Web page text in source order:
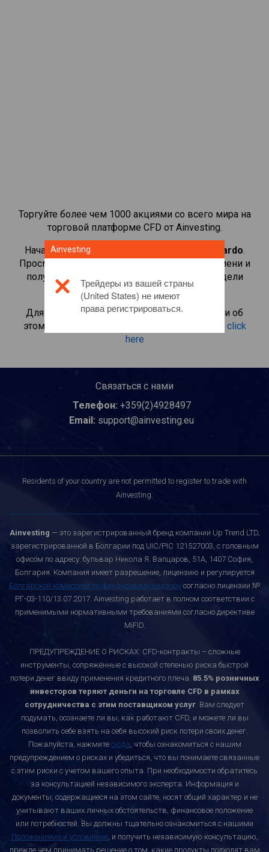
Торгуйте более чем 1000 акциями со всего мира на
торговой платформе CFD от Ainvesting.
Начать торговать CFD-контрактами на
Leonardo.
Просматривайте котировки в реальном времени и
получайте дивиденды, как если бы вы владели
самой акцией.
Для получения дополнительной информации об
этом инвестиционном продукте, пожалуйста click
here
Связаться с нами
Телефон: +359(2)4928497
Email: support@ainvesting.eu
Residents of your country are not permitted to register to trade with
Ainvesting.
Ainvesting — это зарегистрированный бренд компании Up Trend LTD,
зарегистрированной в Болгарии под UIC/PIC 121527003, с головным
офисом по адресу: бульвар Никола Я. Вапцаров, 51A, 1407 София,
Болгария. Компания имеет разрешение, лицензию и регулируется
Болгарской комиссией по финансовому надзору согласно лицензии №
РГ-03-110/13.07.2017. Ainvesting работает в полном соответствии с
применимыми нормативными требованиями согласно директиве
MiFID.
ПРЕДУПРЕЖДЕНИЕ О РИСКАХ: CFD-контракты – сложные
инструменты, сопряжённые с высокой степенью риска быстрой
потери денег ввиду применения кредитного плеча. 85.5% розничных
инвесторов теряют деньги на торговле CFD в рамках
сотрудничества с этим поставщиком услуг. Вам следует
подумать, осознаете ли вы, как работают CFD, и можете ли вы
позволить себе взять на себя высокий риск потери своих денег.
Пожалуйста, нажмите сюда, чтобы ознакомиться с нашим
предупреждением о рисках и убедиться, что вы понимаете связанные
с этим риски с учетом вашего опыта. При необходимости обратитесь
за консультацией независимого эксперта. Информация и
документы, содержащиеся на этом сайте, носят общий характер и не
учитывают ваших личных обстоятельств, финансовое положение
или потребностей. Вы должны тщательно ознакомиться с нашими
Положениями и условиями, и получить независимую консультацию,
прежде чем принимать решение о том, какие продукты подходят вам
Ainvesting
Трейдеры из вашей страны
(United States) не имеют
права регистрироваться.